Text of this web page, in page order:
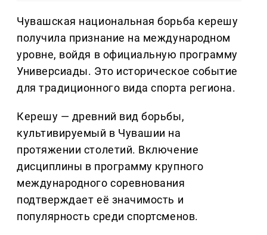
Чувашская национальная борьба керешу
получила признание на международном
уровне, войдя в официальную программу
Универсиады. Это историческое событие
для традиционного вида спорта региона.
Керешу — древний вид борьбы,
культивируемый в Чувашии на
протяжении столетий. Включение
дисциплины в программу крупного
международного соревнования
подтверждает её значимость и
популярность среди спортсменов.